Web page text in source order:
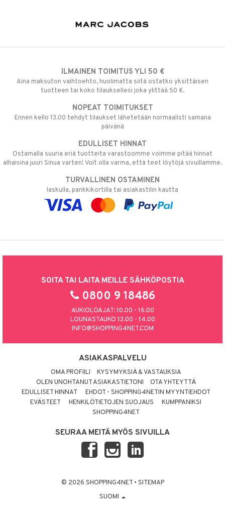
ILMAINEN TOIMITUS YLI 50 €
Aina maksuton vaihtoehto, huolimatta siitä ostatko yksittäisen
tuotteen tai koko tilauksellesi joka ylittää 50 €.
NOPEAT TOIMITUKSET
Ennen kello 13.00 tehdyt tilaukset lähetetään normaalisti samana
päivänä
EDULLISET HINNAT
Ostamalla suuria eriä tuotteita varastoomme voimme pitää hinnat
alhaisina juuri Sinua varten! Voit olla varma, että teet löytöjä sivuillamme.
TURVALLINEN OSTAMINEN
laskulla, pankkikortilla tai asiakastilin kautta
SOITA TAI LAITA MEILLE SÄHKÖPOSTIA
0800 9 18486
AUKIOLOAJAT: 10.00 - 16.00
LOUNASTAUKO 13.00 - 14.00
INFO@SHOPPING4NET.COM
ASIAKASPALVELU
OMA PROFIILI
KYSYMYKSIÄ & VASTAUKSIA
OLEN UNOHTANUT ASIAKASTIETONI
OTA YHTEYTTÄ
EDULLISET HINNAT
EHDOT - SHOPPING4NETIN MYYNTIEHDOT
EVÄSTEET
HENKILÖTIETOJEN SUOJAUS
KUMPPANIKSI
SHOPPING4NET
SEURAA MEITÄ MYÖS SIVUILLA
© 2026 SHOPPING4NET • SITEMAP
SUOMI